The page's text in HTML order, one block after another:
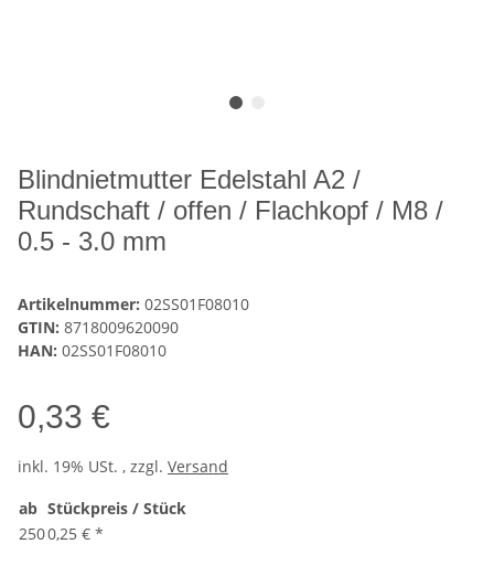
Blindnietmutter Edelstahl A2 /
Rundschaft / offen / Flachkopf / M8 /
0.5 - 3.0 mm
Artikelnummer: 02SS01F08010
GTIN: 8718009620090
HAN: 02SS01F08010
0,33 €
inkl. 19% USt. , zzgl. Versand
ab Stückpreis / Stück
2500,25 € *